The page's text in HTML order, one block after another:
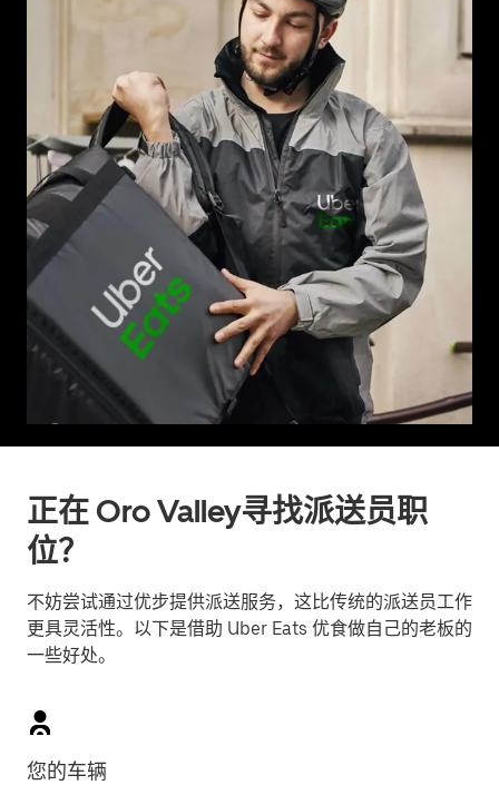
正在 Oro Valley寻找派送员职
位？
不妨尝试通过优步提供派送服务，这比传统的派送员工作
更具灵活性。以下是借助 Uber Eats 优食做自己的老板的
一些好处。
您的车辆